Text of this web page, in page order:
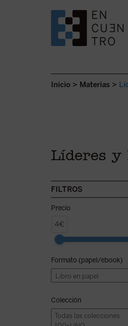
SALTAR AL CONTENIDO.
Inicio > Materias >
Líderes y
FILTROS
Precio
4€
Formato (papel/ebook)
Colección